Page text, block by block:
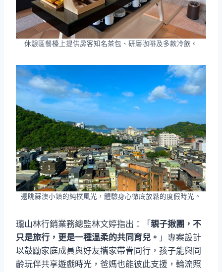
休憩區餐檯上提供房客知名茶包、研磨咖啡及多款冷飲。
遠眺蘇澳小鎮的純樸風光，體驗身心徹底放鬆的度假時光。
瓏山林行銷業務總監林文婷指出：「 親子揪團，不
只是旅行，更是一種溫柔的共同育兒。 」專案設計
以鼓勵家庭成員與好友攜家帶眷同行，孩子能與同
齡玩伴共享遊戲時光，爸媽也能彼此支援，輪流照